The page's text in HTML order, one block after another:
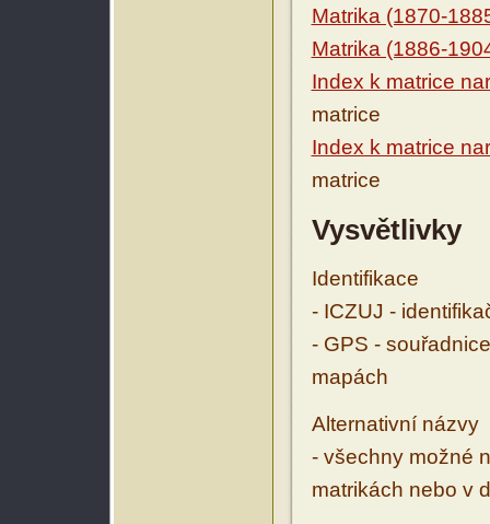
Matrika (1870-
Matrika (1886-
Index k matrice
matrice
Index k matrice
matrice
Vysvětlivky
Identifikace
- ICZUJ -
- GPS -
mapách
Alternativní názvy
- všechny možné
matrikách nebo v